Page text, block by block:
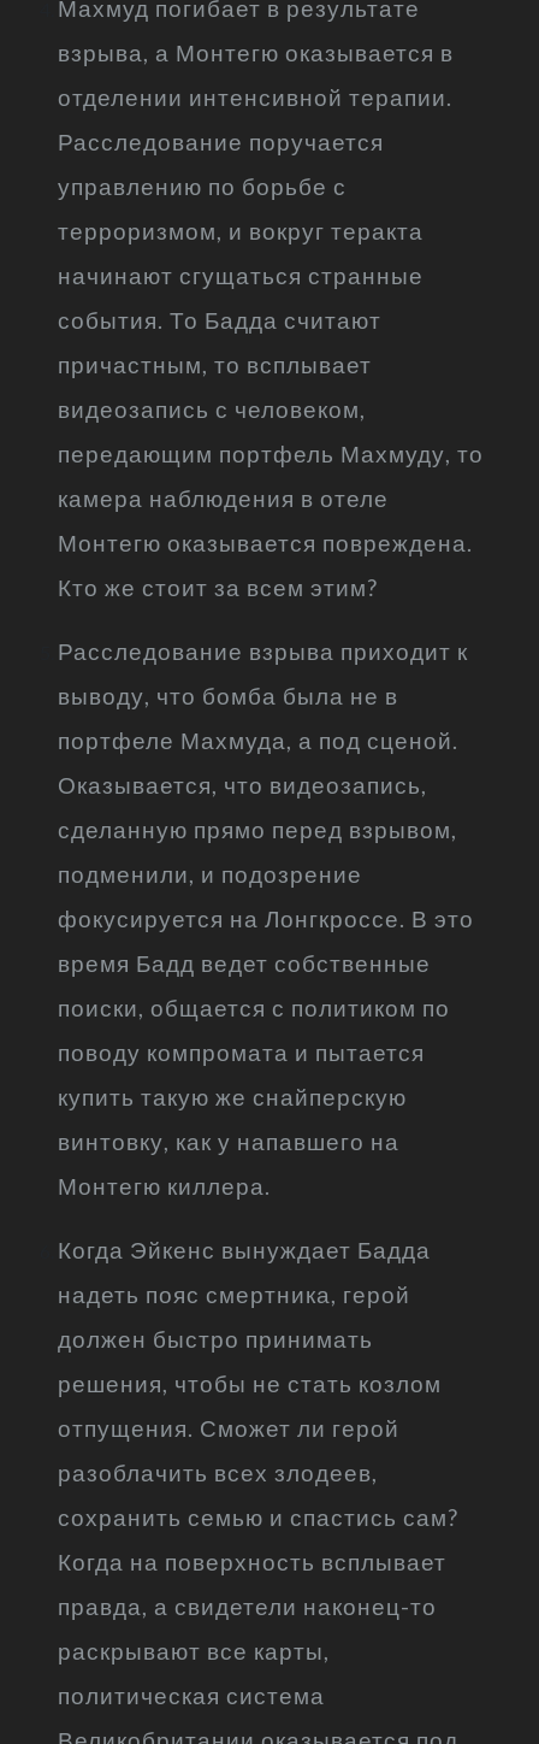
Махмуд погибает в результате
взрыва, а Монтегю оказывается в
отделении интенсивной терапии.
Расследование поручается
управлению по борьбе с
терроризмом, и вокруг теракта
начинают сгущаться странные
события. То Бадда считают
причастным, то всплывает
видеозапись с человеком,
передающим портфель Махмуду, то
камера наблюдения в отеле
Монтегю оказывается повреждена.
Кто же стоит за всем этим?
Расследование взрыва приходит к
выводу, что бомба была не в
портфеле Махмуда, а под сценой.
Оказывается, что видеозапись,
сделанную прямо перед взрывом,
подменили, и подозрение
фокусируется на Лонгкроссе. В это
время Бадд ведет собственные
поиски, общается с политиком по
поводу компромата и пытается
купить такую же снайперскую
винтовку, как у напавшего на
Монтегю киллера.
Когда Эйкенс вынуждает Бадда
надеть пояс смертника, герой
должен быстро принимать
решения, чтобы не стать козлом
отпущения. Сможет ли герой
разоблачить всех злодеев,
сохранить семью и спастись сам?
Когда на поверхность всплывает
правда, а свидетели наконец-то
раскрывают все карты,
политическая система